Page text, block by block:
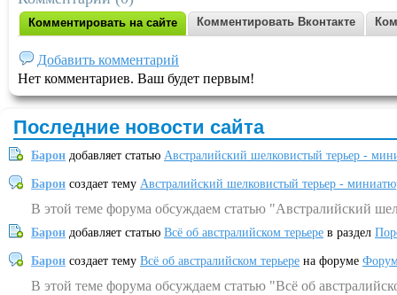
Комментировать на сайте Комментировать Вконтакте
Добавить комментарий
Нет комментариев. Ваш будет первым!
Последние новости сайта
Барон добавляет статью Австралийский шелковистый терьер -
Барон создает тему Австралийский шелковистый терьер -
В этой теме форума обсуждаем статью "Австралийский
Барон добавляет статью Всё об австралийском терьере в раздел
Барон создает тему Всё об австралийском терьере на форуме
В этой теме форума обсуждаем статью "Всё об